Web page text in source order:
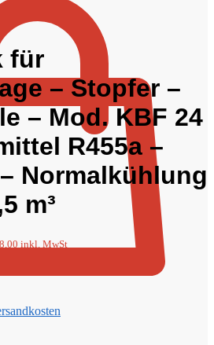
für
– Stopfer –
– Mod. KBF 24
R455a –
Normalkühlung
m³
inkl. MwSt